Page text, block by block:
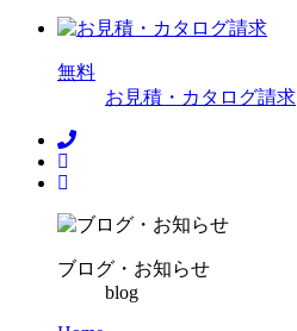
無料
お見積・カタログ請求
ブログ・お知らせ
blog